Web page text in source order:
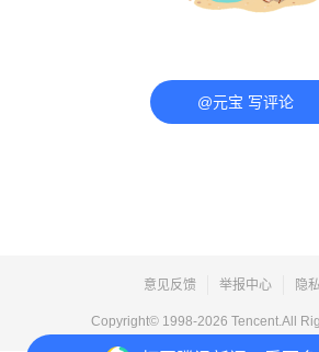
@元宝 写评论
意见反馈 举报中心 隐
Copyright© 1998-2026 Tencent.All